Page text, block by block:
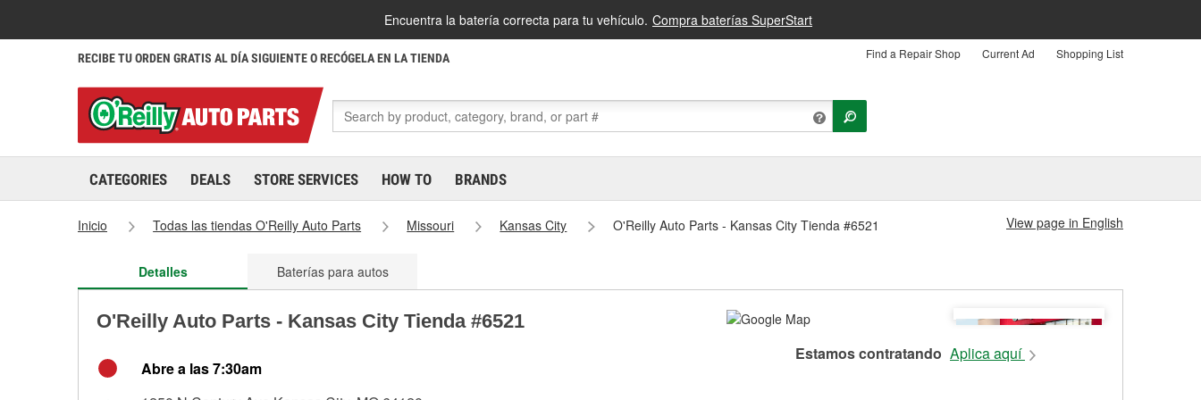
Encuentra la batería correcta para tu vehículo. Compra baterías SuperStart
RECIBE TU ORDEN GRATIS AL DÍA SIGUIENTE O RECÓGELA EN LA TIENDA Find a Repair Shop Current Ad Shopping List
CATEGORIES DEALS STORE SERVICES HOW TO BRANDS
Inicio Todas las tiendas O'Reilly Auto Parts Missouri Kansas City O'Reilly Auto Parts - Kansas City Tienda #6521 View page in English
Detalles Baterías para autos
O'Reilly Auto Parts - Kansas City Tienda #6521
Abre a las 7:30am
Estamos contratando Aplica aquí